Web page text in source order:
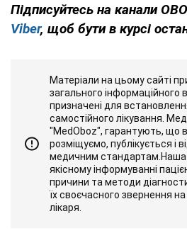
Підписуйтесь на канали
Viber, щоб бути в курсі
Матеріали на цьому сайті
загального інформаційного
призначені для
самостійного лікування.
"MedOboz", гарантують, що
розміщуємо, публікується і
медичним
якісному інформуванні
причини та методи
їх своєчасного звернення
лікаря.